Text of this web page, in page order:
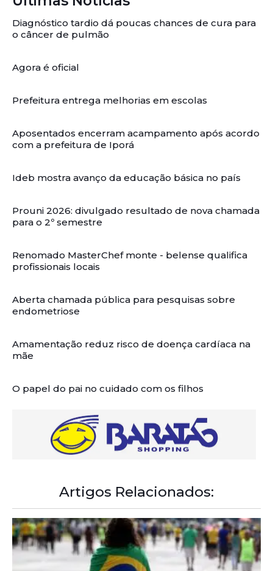
Diagnóstico tardio dá poucas chances de cura para
o câncer de pulmão
Agora é oficial
Prefeitura entrega melhorias em escolas
Aposentados encerram acampamento após acordo
com a prefeitura de Iporá
Ideb mostra avanço da educação básica no país
Prouni 2026: divulgado resultado de nova chamada
para o 2º semestre
Renomado MasterChef monte - belense qualifica
profissionais locais
Aberta chamada pública para pesquisas sobre
endometriose
Amamentação reduz risco de doença cardíaca na
mãe
O papel do pai no cuidado com os filhos
Artigos Relacionados: